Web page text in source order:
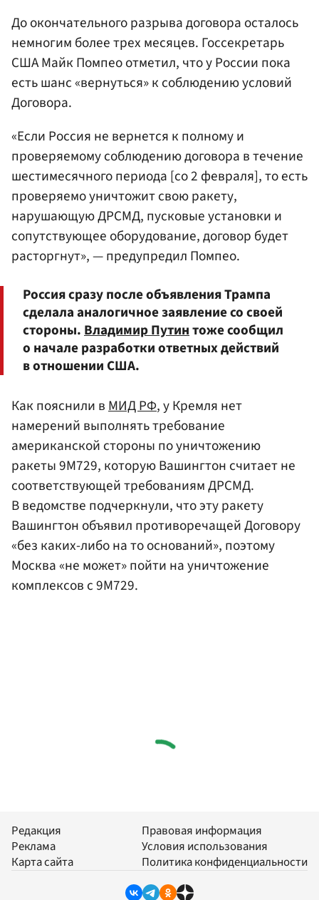
До окончательного разрыва договора осталось
немногим более трех месяцев. Госсекретарь
США Майк Помпео отметил, что у России пока
есть шанс «вернуться» к соблюдению условий
Договора.
«Если Россия не вернется к полному и
проверяемому соблюдению договора в течение
шестимесячного периода [со 2 февраля], то есть
проверяемо уничтожит свою ракету,
нарушающую ДРСМД, пусковые установки и
сопутствующее оборудование, договор будет
расторгнут», — предупредил Помпео.
Россия сразу после объявления Трампа
сделала аналогичное заявление со своей
стороны.Владимир Путинтоже сообщил
о начале разработки ответных действий
в отношении США.
Как пояснили вМИД РФ, у Кремля нет
намерений выполнять требование
американской стороны по уничтожению
ракеты 9М729, которую Вашингтон считает не
соответствующей требованиям ДРСМД.
В ведомстве подчеркнули, что эту ракету
Вашингтон объявил противоречащей Договору
«без каких-либо на то оснований», поэтому
Москва «не может» пойти на уничтожение
комплексов с 9М729.
Редакция
Реклама
Карта сайта
Правовая информация
Условия использования
Политика конфиденциальности